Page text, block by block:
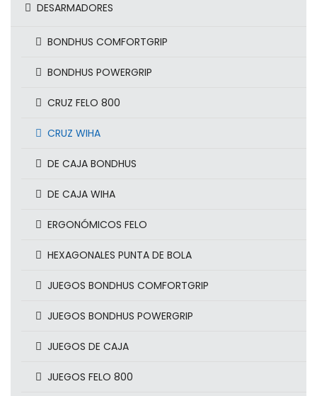
DESARMADORES
BONDHUS COMFORTGRIP
BONDHUS POWERGRIP
CRUZ FELO 800
CRUZ WIHA
DE CAJA BONDHUS
DE CAJA WIHA
ERGONÓMICOS FELO
HEXAGONALES PUNTA DE BOLA
JUEGOS BONDHUS COMFORTGRIP
JUEGOS BONDHUS POWERGRIP
JUEGOS DE CAJA
JUEGOS FELO 800